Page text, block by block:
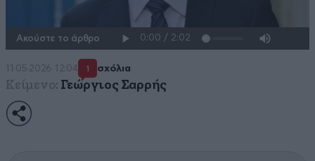
Ακούστε το άρθρο
11·05·2026 12:04 1 σχόλια
Κείμενο: Γεώργιος Σαρρής